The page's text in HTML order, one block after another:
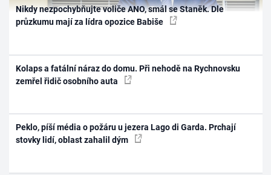
Nikdy nezpochybňujte voliče ANO, smál se Staněk. Dle
průzkumu mají za lídra opozice Babiše
Kolaps a fatální náraz do domu. Při nehodě na Rychnovsku
zemřel řidič osobního auta
Peklo, píší média o požáru u jezera Lago di Garda. Prchají
stovky lidí, oblast zahalil dým